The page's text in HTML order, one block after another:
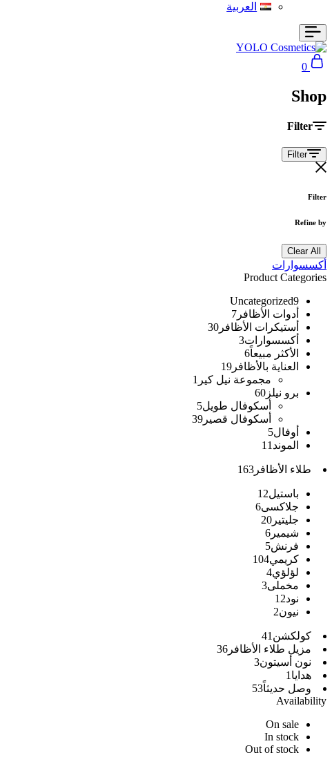
العربية
0
Shop
Filter
Filter
Filter
Refine by
Clear All
أكسسوارات
Product Categories
Uncategorized9
أدوات الأظافر 7
أستيكرات الأظافر 30
أكسسوارات3
الأكثر مبيعاً6
العناية بالأظافر 19
مجموعة نيل كير 1
برو نيلز 60
أسكوفال طويل5
أسكوفال قصير 39
أوفال5
الموند 11
طلاء الأظافر 163
باستيل12
جلاكسى6
جليتير 20
شيمير 6
فرنش5
كريمي104
لؤلؤي4
مخملى3
نود12
نيون2
كولكشن 41
مزيل طلاء الأظافر 36
نون أسيتون3
هدايا 1
وصل حديثاً53
Availability
On sale
In stock
Out of stock